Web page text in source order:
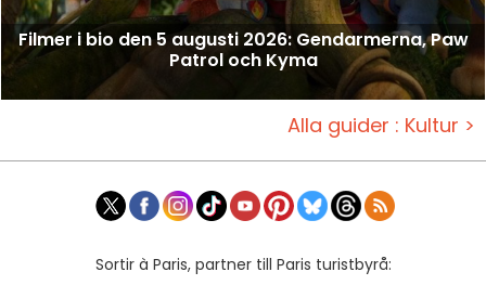
Filmer i bio den 5 augusti 2026: Gendarmerna, Paw
Patrol och Kyma
Alla guider : Kultur >
Sortir à Paris, partner till Paris turistbyrå: